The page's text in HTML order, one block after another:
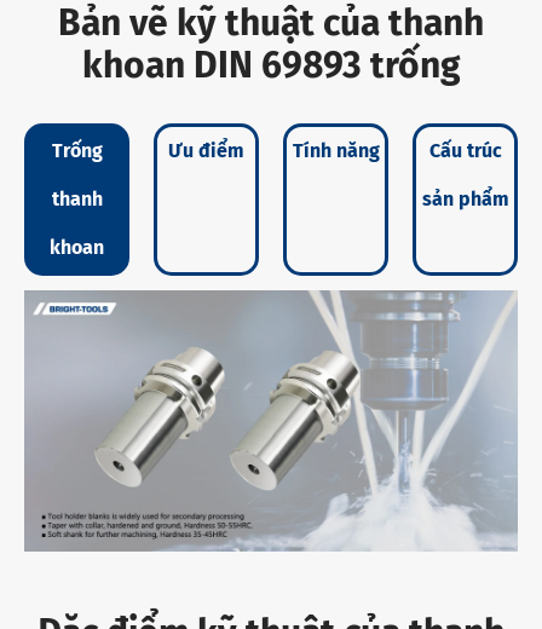
Bản vẽ kỹ thuật của thanh
khoan DIN 69893 trống
Trống
thanh
khoan
Ưu điểm Tính năng Cấu trúc
sản phẩm